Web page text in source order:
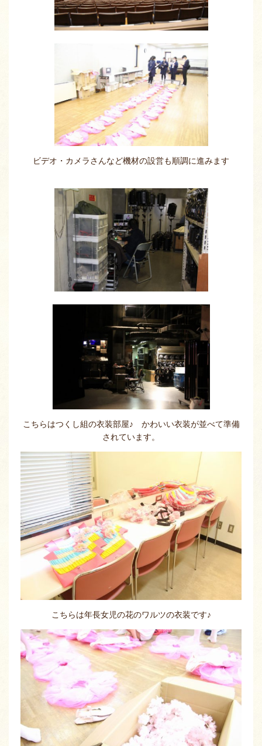
ビデオ・カメラさんなど機材の設営も順調に進みます
こちらはつくし組の衣装部屋♪ かわいい衣装が並べて準備
されています。
こちらは年長女児の花のワルツの衣装です♪